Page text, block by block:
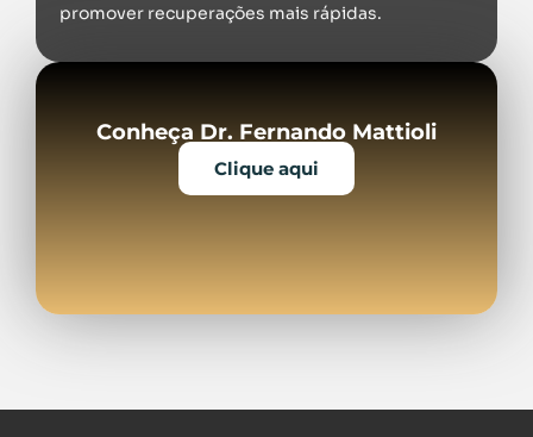
promover recuperações mais rápidas.
Conheça Dr. Fernando Mattioli
Clique aqui